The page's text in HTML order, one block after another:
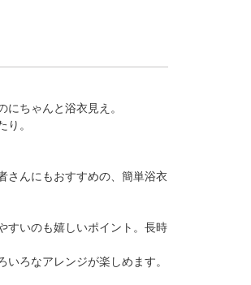
ちゃんと浴衣見え。
。
さんにもおすすめの、簡単浴衣
すいのも嬉しいポイント。長時
ろなアレンジが楽しめます。